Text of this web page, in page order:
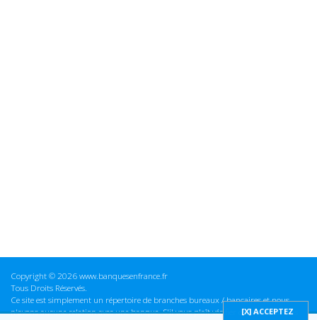
Copyright © 2026 www.banquesenfrance.fr
Tous Droits Réservés.
Ce site est simplement un répertoire de branches bureaux / bancaires et nous
n'avons aucune relation avec une banque. S'il vous plaît vérifier ces informations